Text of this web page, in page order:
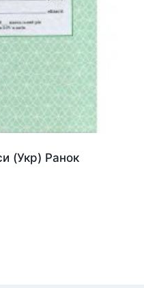
(Укр) Ранок